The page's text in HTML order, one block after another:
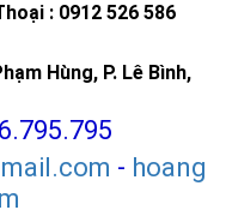
: 0912 526 586
Hùng, P. Lê Bình,
- hoang